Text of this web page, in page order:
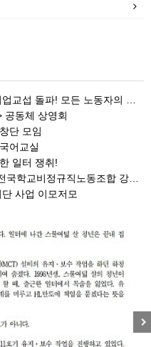
의 노동기본권 쟁취! 민주노총 7.15 총파업대회
공동체 상영회
단 모임
어교실
일터 쟁취!
노동조합 강원지부 김유미 춘천지회장
사업 이모저모